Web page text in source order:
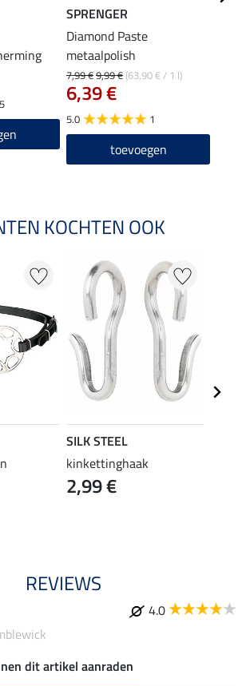
5
SPRENGER
Diamond Paste
metaalpolish
7,99 €9,99 € (63,90 € / 1 l)
6,39 €
5.0 1
toevoegen
KOCHTEN OOK
SILK STEEL
kinkettinghaak
2,99 €
REVIEWS
4.0
dit artikel aanraden